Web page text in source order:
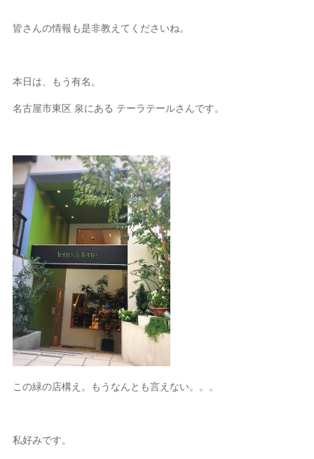
皆さんの情報も是非教えてくださいね。
本日は、もう有名。
名古屋市東区 泉にある テーラテールさんです。
この緑の店構え。もうなんとも言えない。。。
私好みです。